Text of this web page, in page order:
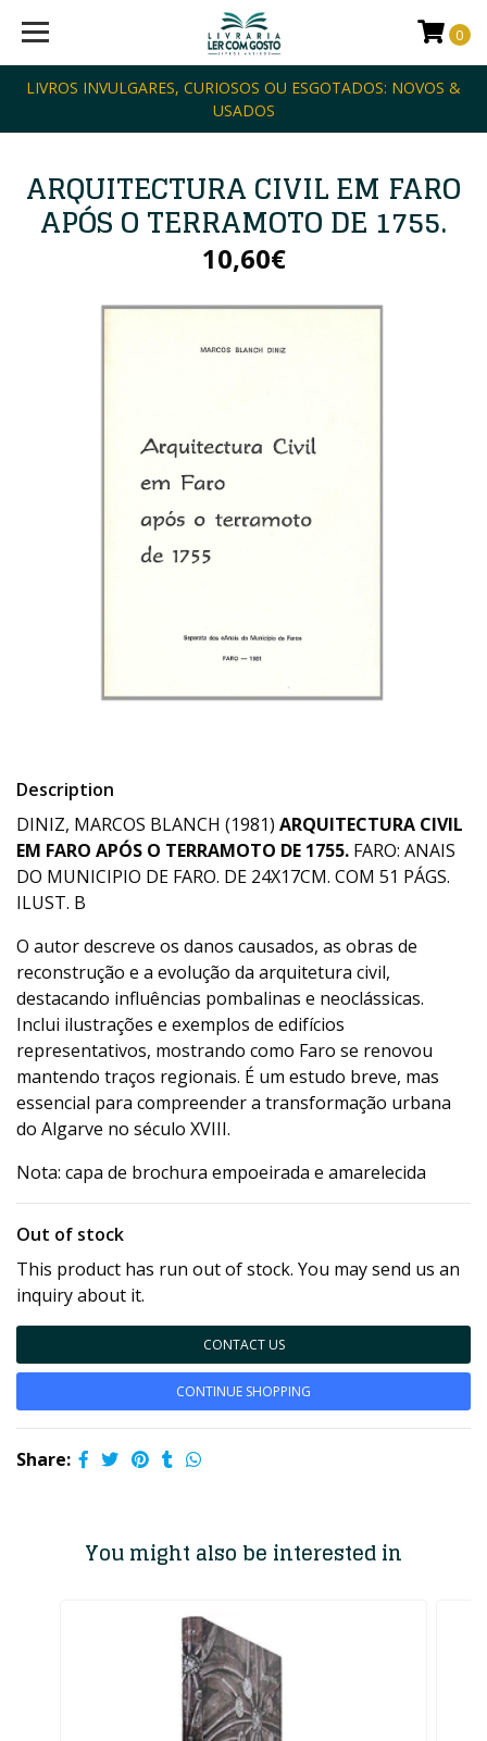
LIVROS INVULGARES, CURIOSOS OU ESGOTADOS: NOVOS &
USADOS
0
ARQUITECTURA CIVIL EM FARO
APÓS O TERRAMOTO DE 1755.
10,60€
Description
DINIZ, MARCOS BLANCH (1981) ARQUITECTURA CIVIL
EM FARO APÓS O TERRAMOTO DE 1755. FARO: ANAIS
DO MUNICIPIO DE FARO. DE 24X17CM. COM 51 PÁGS.
ILUST. B
O autor descreve os danos causados, as obras de
reconstrução e a evolução da arquitetura civil,
destacando influências pombalinas e neoclássicas.
Inclui ilustrações e exemplos de edifícios
representativos, mostrando como Faro se renovou
mantendo traços regionais. É um estudo breve, mas
essencial para compreender a transformação urbana
do Algarve no século XVIII.
Nota: capa de brochura empoeirada e amarelecida
Out of stock
This product has run out of stock. You may send us an
inquiry about it.
CONTACT US
CONTINUE SHOPPING
Share:
You might also be interested in